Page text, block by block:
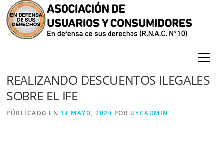
Saltar contenido
Menú
REALIZANDO DESCUENTOS ILEGALES
SOBRE EL IFE
PÚBLICADO EN 14 MAYO, 2020 POR UYCADMIN